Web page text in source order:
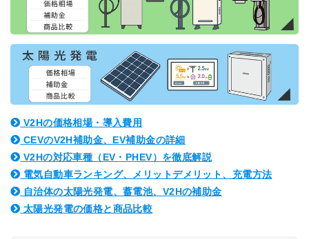
V2Hの価格相場・導入費用
CEVのV2H補助金、EV補助金の詳細
V2Hの対応車種（EV・PHEV）を徹底解説
電気自動車ランキング、メリットデメリット、充電方法
自治体の太陽光発電、蓄電池、V2Hの補助金
太陽光発電の価格と商品比較